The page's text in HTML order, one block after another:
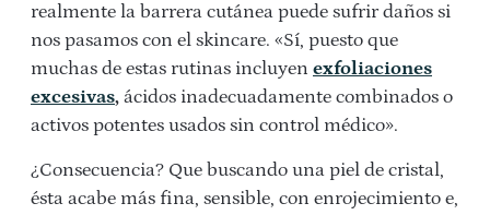
realmente la barrera cutánea puede sufrir daños si
nos pasamos con el skincare. «Sí, puesto que
muchas de estas rutinas incluyen exfoliaciones
excesivas, ácidos inadecuadamente combinados o
activos potentes usados sin control médico».
¿Consecuencia? Que buscando una piel de cristal,
ésta acabe más fina, sensible, con enrojecimiento e,